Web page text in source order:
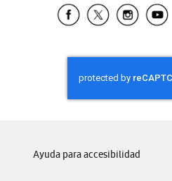
Samsung El
Samsung
Samsung
Samsung
Samsung
Ayuda para accesibilidad